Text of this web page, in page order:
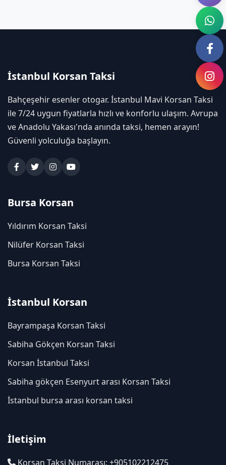
İstanbul Korsan Taksi
Bahçeşehir esenler otogar. İstanbul Mavi Korsan Taksi
ile 7/24 uygun fiyatlarla hızlı ve konforlu ulaşım. Avrupa
ve Anadolu Yakası'nda anında taksi, hemen arayın!
Güvenli yolculuğa başlayın.
Bursa Korsan
Yıldırım Korsan Taksi
Nilüfer Korsan Taksi
Bursa Korsan Taksi
İstanbul Korsan
Bayrampaşa Korsan Taksi
Sabiha Gökçen Korsan Taksi
Korsan İstanbul Taksi
Sabiha gökçen Esenyurt arası Korsan Taksi
İstanbul bursa arası korsan taksi
İletişim
Korsan Taksi Numarası: +905102212475